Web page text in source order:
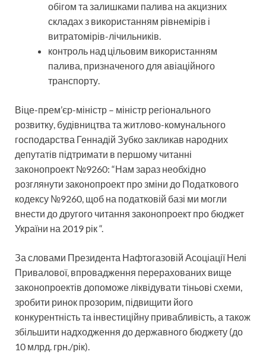
обігом та залишками палива на акцизних
складах з використанням рівнемірів і
витратомірів-лічильників.
контроль над цільовим використанням
палива, призначеного для авіаційного
транспорту.
Віце-прем’єр-міністр – міністр регіонального
розвитку, будівництва та житлово-комунального
господарства Геннадій Зубко закликав народних
депутатів підтримати в першому читанні
законопроект №9260: “Нам зараз необхідно
розглянути законопроект про зміни до Податкового
кодексу №9260, щоб на податковій базі ми могли
внести до другого читання законопроект про бюджет
України на 2019 рік “.
За словами Президента Нафтогазовій Асоціації Нелі
Привалової, впровадження перерахованих вище
законопроектів допоможе ліквідувати тіньові схеми,
зробити ринок прозорим, підвищити його
конкурентність та інвестиційну привабливість, а також
збільшити надходження до державного бюджету (до
10 млрд. грн./рік).